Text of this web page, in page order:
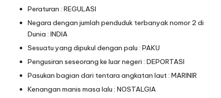
Peraturan : REGULASI
Negara dengan jumlah penduduk terbanyak nomor 2 di
Dunia : INDIA
Sesuatu yang dipukul dengan palu : PAKU
Pengusiran seseorang ke luar negeri : DEPORTASI
Pasukan bagian dari tentara angkatan laut : MARINIR
Kenangan manis masa lalu : NOSTALGIA